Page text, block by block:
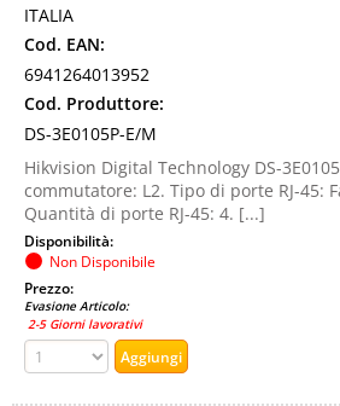
ITALIA
Cod. EAN:
6941264013952
Cod. Produttore:
DS-3E0105P-E/M
Hikvision Digital Technology DS-
commutatore: L2. Tipo di porte RJ-45:
Quantità di porte RJ-45: 4. [...]
Disponibilità:
Non Disponibile
Prezzo:
Evasione Articolo:
2-5 Giorni lavorativi